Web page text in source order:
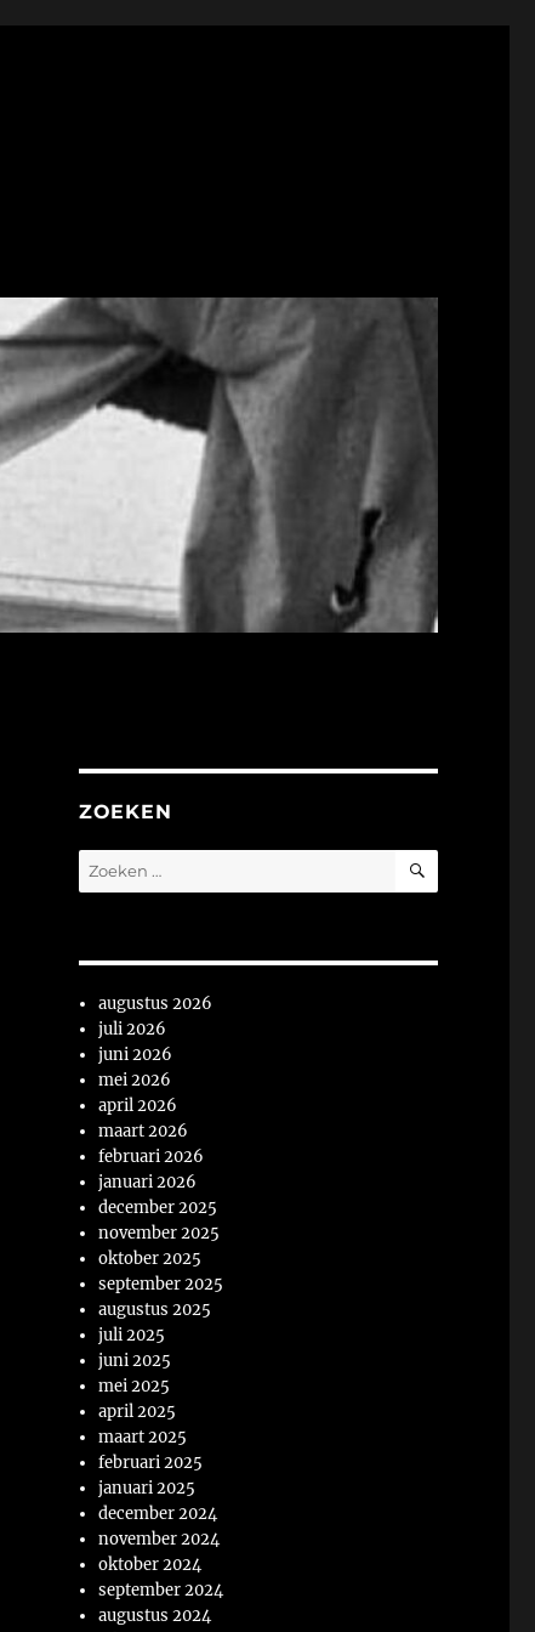
ZOEKEN
Zoeken
naar:
ZOEKEN
augustus 2026
juli 2026
juni 2026
mei 2026
april 2026
maart 2026
februari 2026
januari 2026
december 2025
november 2025
oktober 2025
september 2025
augustus 2025
juli 2025
juni 2025
mei 2025
april 2025
maart 2025
februari 2025
januari 2025
december 2024
november 2024
oktober 2024
september 2024
augustus 2024